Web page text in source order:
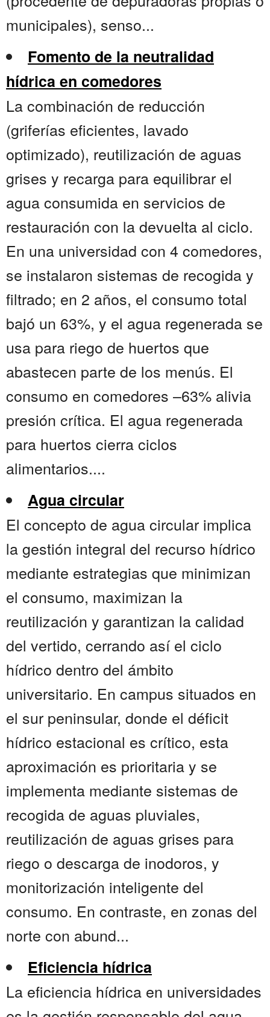
municipales), senso...
Fomento de la neutralidad
hídrica en comedores
La combinación de reducción
(griferías eficientes, lavado
optimizado), reutilización de aguas
grises y recarga para equilibrar el
agua consumida en servicios de
restauración con la devuelta al ciclo.
En una universidad con 4 comedores,
se instalaron sistemas de recogida y
filtrado; en 2 años, el consumo total
bajó un 63%, y el agua regenerada se
usa para riego de huertos que
abastecen parte de los menús. El
consumo en comedores –63% alivia
presión crítica. El agua regenerada
para huertos cierra ciclos
alimentarios....
Agua circular
El concepto de agua circular implica
la gestión integral del recurso hídrico
mediante estrategias que minimizan
el consumo, maximizan la
reutilización y garantizan la calidad
del vertido, cerrando así el ciclo
hídrico dentro del ámbito
universitario. En campus situados en
el sur peninsular, donde el déficit
hídrico estacional es crítico, esta
aproximación es prioritaria y se
implementa mediante sistemas de
recogida de aguas pluviales,
reutilización de aguas grises para
riego o descarga de inodoros, y
monitorización inteligente del
consumo. En contraste, en zonas del
norte con abund...
Eficiencia hídrica
La eficiencia hídrica en universidades